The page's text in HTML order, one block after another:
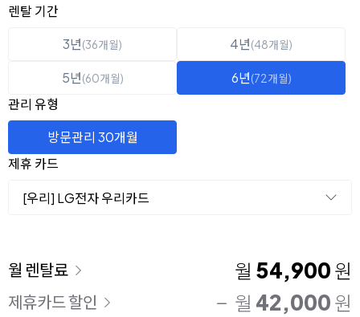
옵션 선택
렌탈 선택
렌탈 기간
3년(36개월) 4년(48개월)
5년(60개월) 6년(72개월)
관리 유형
방문관리 30개월
제휴 카드
[우리] LG전자 우리카드
이용 요금
월 렌탈료 월 54,900 원
제휴카드 할인 월 42,000 원